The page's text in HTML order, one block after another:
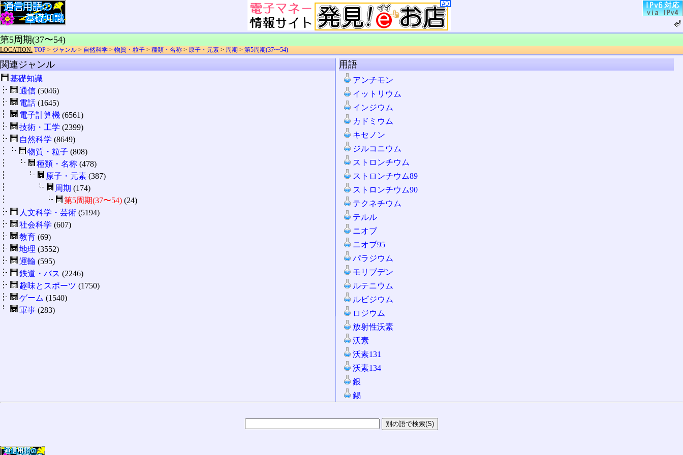
第5周期(37〜54)
LOCATION: TOP > ジャンル > 自然科学 > 物質・粒子 > 種類・名称 > 原子・元素 > 周期 > 第5周期(37〜54)
関連ジャンル
基礎知識
通信 (5046)
電話 (1645)
電子計算機 (6561)
技術・工学 (2399)
自然科学 (8649)
物質・粒子 (808)
種類・名称 (478)
原子・元素 (387)
周期 (174)
第5周期(37〜54) (24)
人文科学・芸術 (5194)
社会科学 (607)
教育 (69)
地理 (3552)
運輸 (595)
鉄道・バス (2246)
趣味とスポーツ (1750)
ゲーム (1540)
軍事 (283)
用語
アンチモン
イットリウム
インジウム
カドミウム
キセノン
ジルコニウム
ストロンチウム
ストロンチウム89
ストロンチウム90
テクネチウム
テルル
ニオブ
ニオブ95
パラジウム
モリブデン
ルテニウム
ルビジウム
ロジウム
放射性沃素
沃素
沃素131
沃素134
銀
錫